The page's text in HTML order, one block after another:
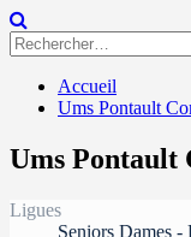
Rechercher :
Accueil
Ums Pontault
Ums Pontault
Ligues
Seniors Dames